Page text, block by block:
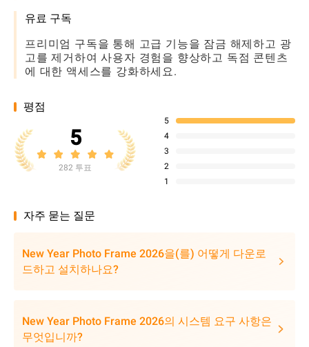
유료 구독
프리미엄 구독을 통해 고급 기능을 잠금 해제하고 광
고를 제거하여 사용자 경험을 향상하고 독점 콘텐츠
에 대한 액세스를 강화하세요.
평점
5
282 투표
5
4
3
2
1
자주 묻는 질문
New Year Photo Frame 2026을(를) 어떻게 다운로
드하고 설치하나요?
New Year Photo Frame 2026의 시스템 요구 사항은
무엇입니까?